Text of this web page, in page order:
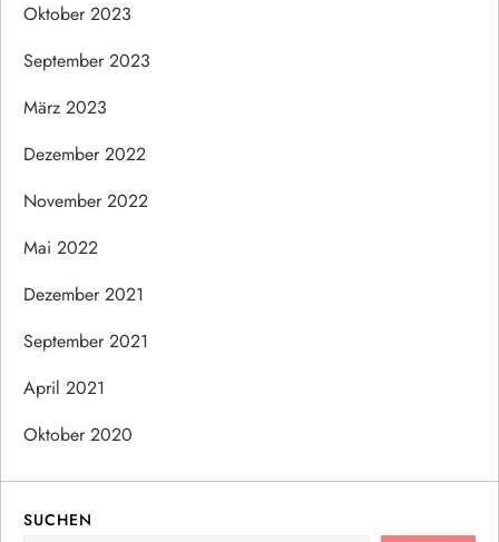
Oktober 2023
September 2023
März 2023
Dezember 2022
November 2022
Mai 2022
Dezember 2021
September 2021
April 2021
Oktober 2020
SUCHEN